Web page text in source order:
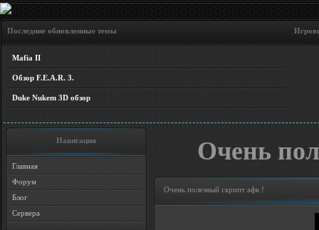
Последние обновленные темы Игровые
Mafia II
Обзор F.E.A.R. 3.
Duke Nukem 3D обзор
Навигация
Главная
Форум
Блог
Сервера
Очень
Очень полезный скрипт афк !